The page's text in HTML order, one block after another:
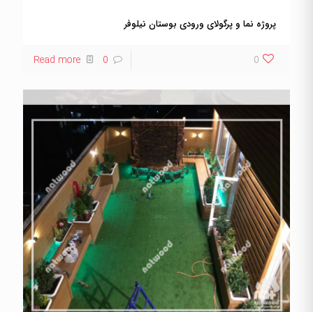
پروژه نما و پرگولای ورودی بوستان نیلوفر
0
0
Read more